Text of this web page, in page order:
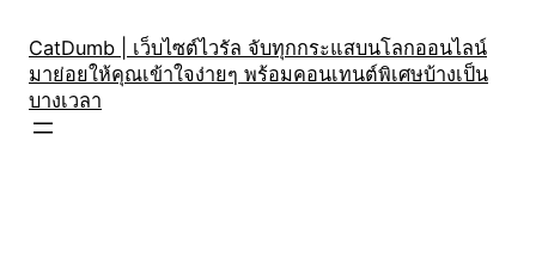
content
CatDumb | เว็บไซต์ไวรัล จับทุกกระแสบนโลกออนไลน์
มาย่อยให้คุณเข้าใจง่ายๆ พร้อมคอนเทนต์พิเศษบ้างเป็น
บางเวลา